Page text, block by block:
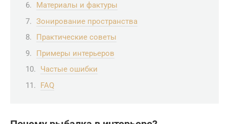
Материалы и фактуры
Зонирование пространства
Практические советы
Примеры интерьеров
Частые ошибки
FAQ